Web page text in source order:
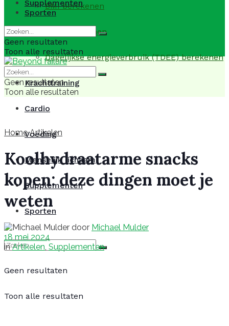
BMI berekenen
BMR berekenen
Dagelijkse energieverbruik (TDEE) berekenen
Krachttraining
Cardio
Voeding
Menselijk lichaam
Supplementen
Sporten
Geen resultaten
Toon alle resultaten
Supplementen
Sporten
Geen resultaten
Toon alle resultaten
Geen resultaten
Toon alle resultaten
Home Artikelen
Koolhydraatarme snacks
kopen: deze dingen moet je
weten
door Michael Mulder
18 mei 2024
in Artikelen, Supplementen